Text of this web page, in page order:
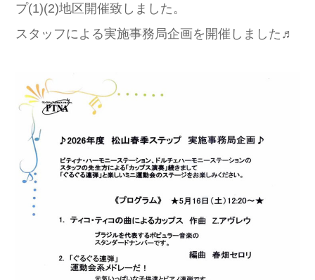
プ(1)(2)地区開催致しました。
スタッフによる実施事務局企画を開催しました♬